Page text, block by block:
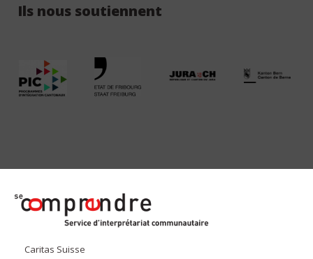
Ils nous soutiennent
Caritas Suisse